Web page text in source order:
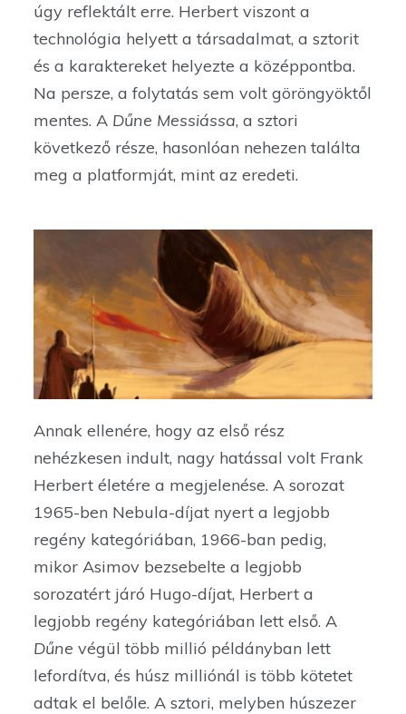
úgy reflektált erre. Herbert viszont a
technológia helyett a társadalmat, a sztorit
és a karaktereket helyezte a középpontba.
Na persze, a folytatás sem volt göröngyöktől
mentes. A Dűne Messiássa, a sztori
következő része, hasonlóan nehezen találta
meg a platformját, mint az eredeti.
Annak ellenére, hogy az első rész
nehézkesen indult, nagy hatással volt Frank
Herbert életére a megjelenése. A sorozat
1965-ben Nebula-díjat nyert a legjobb
regény kategóriában, 1966-ban pedig,
mikor Asimov bezsebelte a legjobb
sorozatért járó Hugo-díjat, Herbert a
legjobb regény kategóriában lett első. A
Dűnevégül több millió példányban lett
lefordítva, és húsz milliónál is több kötetet
adtak el belőle. A sztori, melyben húszezer